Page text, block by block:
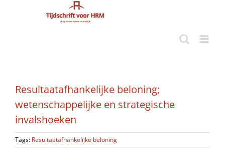
Resultaatafhankelijke beloning;
wetenschappelijke en strategische
invalshoeken
Tags: Resultaatafhankelijke beloning